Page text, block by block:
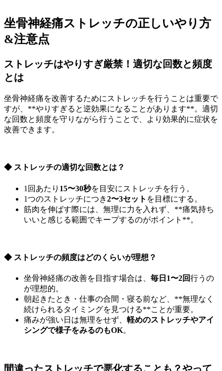
坐骨神経痛ストレッチの正しいやり方
&注意点
ストレッチはやりすぎ厳禁！適切な回数と頻度
とは
坐骨神経痛を改善するためにストレッチを行うことは重要で
すが、**やりすぎると逆効果になることがあります**。適切
な回数と頻度を守りながら行うことで、より効果的に症状を
改善できます。
◆ ストレッチの適切な回数とは？
1回あたり 15〜30秒を目安にストレッチを行う。
1つのストレッチにつき2〜3セット を目標にする。
筋肉を伸ばす際には、無理に力を入れず、**痛気持ち
いいと感じる範囲でキープするのがポイント**。
◆ ストレッチの頻度はどのくらいが理想？
坐骨神経痛の改善を目指す場合は、 毎日1〜2回行うの
が理想的。
朝起きたとき・仕事の合間・寝る前など、**無理なく
続けられるタイミングを見つける**ことが重要。
痛みが強い日は無理をせず、 軽めのストレッチやアイ
シングで様子をみるのもOK。
間違ったストレッチで悪化することも？やって